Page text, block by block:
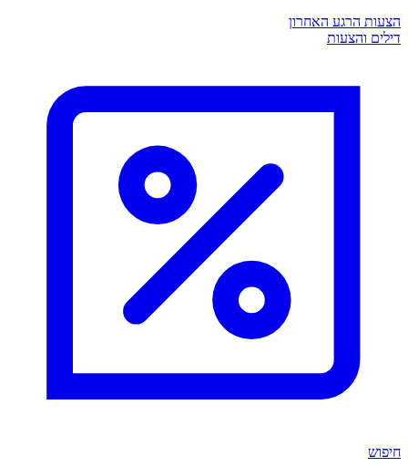
הצעות הרגע האחרון
דילים והצעות
חיפוש